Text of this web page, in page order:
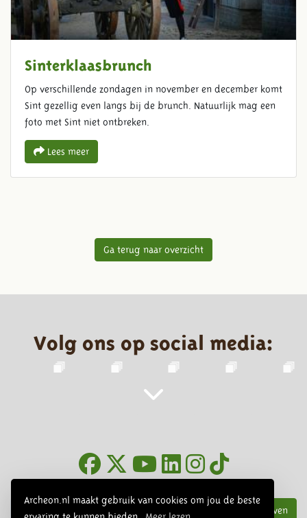
Archeon.nl maakt gebruik van cookies om jou de beste
Sinterklaasbrunch
Op verschillende zondagen in november en december komt
Sint gezellig even langs bij de brunch. Natuurlijk mag een
foto met Sint niet ontbreken.
Lees meer
Ga terug naar overzicht
Volg ons op social media:
Inschrijven